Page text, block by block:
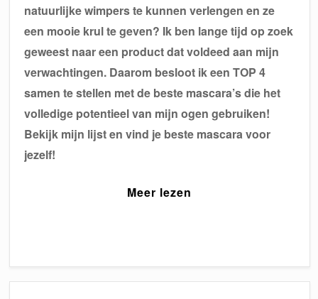
natuurlijke wimpers te kunnen verlengen en ze
een mooie krul te geven? Ik ben lange tijd op zoek
geweest naar een product dat voldeed aan mijn
verwachtingen. Daarom besloot ik een TOP 4
samen te stellen met de beste mascara’s die het
volledige potentieel van mijn ogen gebruiken!
Bekijk mijn lijst en vind je beste mascara voor
jezelf!
Meer lezen